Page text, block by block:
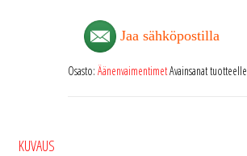
Jaa sähköpostilla
Osasto: ÄänenvaimentimetAvainsanat tuotteelle
KUVAUS